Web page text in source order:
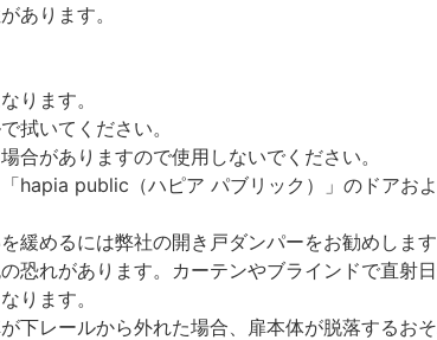
あります。
ります。
拭いてください。
がありますので使用しないでください。
public（ハピア パブリック）」のドアお
めるには弊社の開き戸ダンパーをお勧めします
れがあります。カーテンやブラインドで直射
ります。
レールから外れた場合、扉本体が脱落するおそ